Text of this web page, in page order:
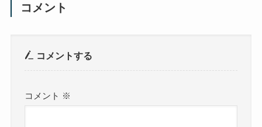
コメント
コメントする
コメント ※